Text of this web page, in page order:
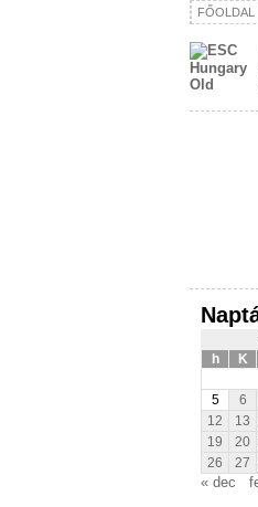
FŐOLDAL
h
K
5
6
12
13
19
20
26
27
« dec